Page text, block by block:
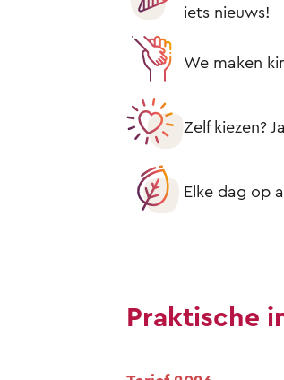
iets nieuws!
We maken
Zelf kiezen?
Elke dag op
Praktische